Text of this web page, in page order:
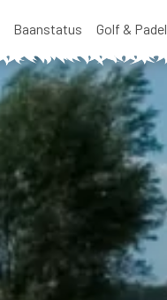
Baanstatus Golf & Padel